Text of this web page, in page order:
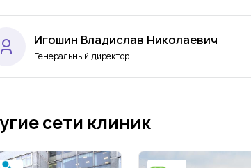
Игошин Владислав Николаевич
Генеральный директор
сети клиник